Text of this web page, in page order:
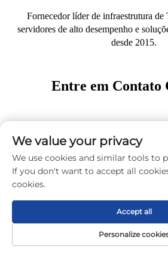
Fornecedor líder de infraestrutura de
servidores de alto desempenho e
desde 2015.
Entre em Contato
[email
unidade 1903, Bloco A,
Technology Plaza – Fase I, Rua
Obtenha um
Página Inicial Produto
We value your privacy
We use cookies and similar tools to
If you don't want to accept all
cookies.
Personalize
Accept all